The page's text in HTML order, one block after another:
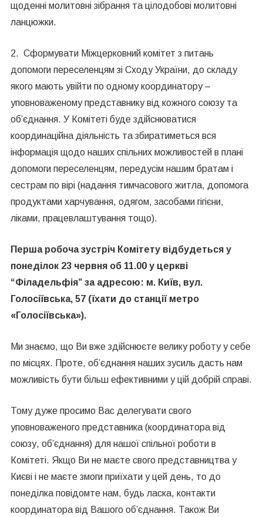
щоденні молитовні зібрання та цілодобові молитовні
ланцюжки.
2. Сформувати Міжцерковний комітет з питань
допомоги переселенцям зі Сходу України, до складу
якого мають увійти по одному координатору –
уповноваженому представнику від кожного союзу та
об’єднання. У Комітеті буде здійснюватися
координаційна діяльність та збиратиметься вся
інформація щодо наших спільних можливостей в плані
допомоги переселенцям, передусім нашим братам і
сестрам по вірі (надання тимчасового житла, допомога
продуктами харчування, одягом, засобами гігієни,
ліками, працевлаштування тощо).
Перша робоча зустріч Комітету відбудеться у
понеділок 23 червня об 11.00 у церкві
“Філадельфія” за адресою: м. Київ, вул.
Голосіївська, 57 (їхати до станції метро
«Голосіївська»).
Ми знаємо, що Ви вже здійснюєте велику роботу у себе
по місцях. Проте, об’єднання наших зусиль дасть нам
можливість бути більш ефективними у цій добрій справі.
Тому дуже просимо Вас делегувати свого
уповноваженого представника (координатора від
союзу, об’єднання) для нашої спільної роботи в
Комітеті. Якщо Ви не маєте свого представництва у
Києві і не маєте змоги приїхати у цей день, то до
понеділка повідомте нам, будь ласка, контакти
координатора від Вашого об’єднання. Також Ви